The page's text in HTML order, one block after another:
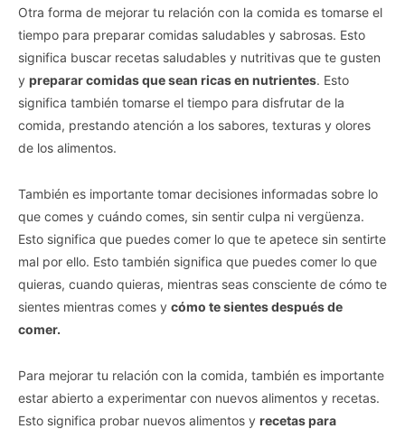
Vida.es -Do Not Process My Personal Information
If you wish to opt-out of the sale, sharing to third parties, or
section to confirm your selection. Please note that after your
opt-out request is processed you may continue seeing
interest-based ads based on personal information utilized by
us or personal information disclosed to third parties prior to
your opt-out. You may separately opt-out of the further
IAB’s list of downstream participants. This information may
also be disclosed by us to third parties on the
third parties.
Personal Data Processing Opt Outs
Otra forma de mejorar tu relación con la comida es tomarse el
tiempo para preparar comidas saludables y sabrosas. Esto
significa buscar recetas saludables y nutritivas que te gusten
y preparar comidas que sean ricas en nutrientes. Esto
significa también tomarse el tiempo para disfrutar de la
comida, prestando atención a los sabores, texturas y olores
de los alimentos.
También es importante tomar decisiones informadas sobre lo
que comes y cuándo comes, sin sentir culpa ni vergüenza.
Esto significa que puedes comer lo que te apetece sin sentirte
mal por ello. Esto también significa que puedes comer lo que
quieras, cuando quieras, mientras seas consciente de cómo te
sientes mientras comes y cómo te sientes después de
comer.
Para mejorar tu relación con la comida, también es importante
estar abierto a experimentar con nuevos alimentos y recetas.
Esto significa probar nuevos alimentos y recetas para